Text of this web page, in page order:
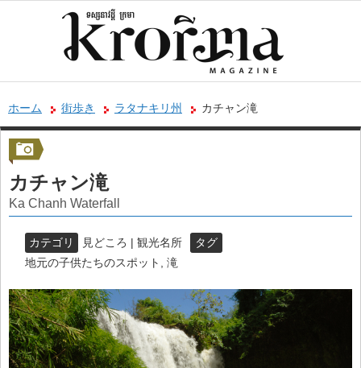
ホーム 街歩き ラタナキリ州 カチャン滝
カチャン滝
Ka Chanh Waterfall
カテゴリ 見どころ | 観光名所
タグ
地元の子供たちのスポット
滝